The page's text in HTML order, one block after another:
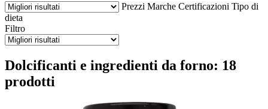
Prezzi Marche Certificazioni Tipo di
dieta
Filtro
Dolcificanti e ingredienti da forno: 18
prodotti